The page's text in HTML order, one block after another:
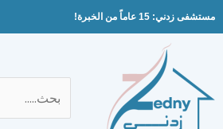
مستشفى زدني: 15 عاماً من الخبرة!